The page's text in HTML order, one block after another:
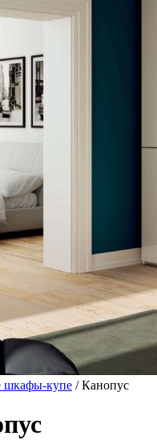
шкафы-купе / Канопус